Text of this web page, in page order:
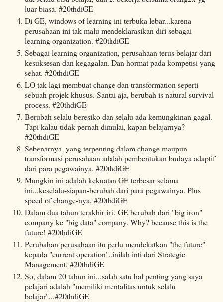
luar biasa. #20thdiGE
Di GE, windows of learning ini terbuka lebar...karena
perusahaan ini tak malu mendeklarasikan diri sebagai
learning organization. #20thdiGE
Sebagai learning organization, perusahaan terus belajar dari
kesuksesan dan kegagalan. Dan hormat pada kompetisi yang
sehat. #20thdiGE
LO tak lagi membuat change dan transformation seperti
sebuah projek khusus. Santai aja, berubah is natural survival
process. #20thdiGE
Berubah selalu beresiko dan selalu ada kemungkinan gagal.
Tapi kalau tidak pernah dimulai, kapan belajarnya?
#20thdiGE
Sebenarnya, yang terpenting dalam change maupun
transformasi perusahaan adalah pembentukan budaya adaptif
dari para pegawainya. #20thdiGE
Mungkin ini adalah kekuatan GE terbesar selama
ini...keselalu-siapan-berubah dari para pegawainya. Plus
speed of change-nya. #20thdiGE
Dalam dua tahun terakhir ini, GE berubah dari "big iron"
company ke "big data" company. Why? because this is the
future! #20thdiGE
Perubahan perusahaan itu perlu mendekatkan "the future"
kepada "current operation"..inilah inti dari Strategic
Management. #20thdiGE
So, dalam 20 tahun ini...salah satu hal penting yang saya
pelajari adalah "memiliki mentalitas untuk selalu
belajar"...#20thdiGE